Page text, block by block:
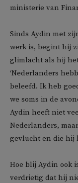
ministerie van
Sinds Aydin met
werk is, begint hij
glimlacht als hij
‘Nederlanders
beleefd. Ik heb
we soms in de
Aydin heeft niet
Nederlanders,
gevlucht en die hij
Hoe blij Aydin ook
verdrietig dat hij